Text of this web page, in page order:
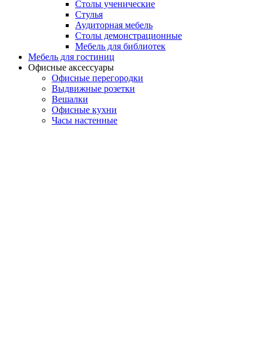
Столы ученические
Стулья
Аудиторная мебель
Столы демонстрационные
Мебель для библиотек
Мебель для гостиниц
Офисные аксессуары
Офисные перегородки
Выдвижные розетки
Вешалки
Офисные кухни
Часы настенные